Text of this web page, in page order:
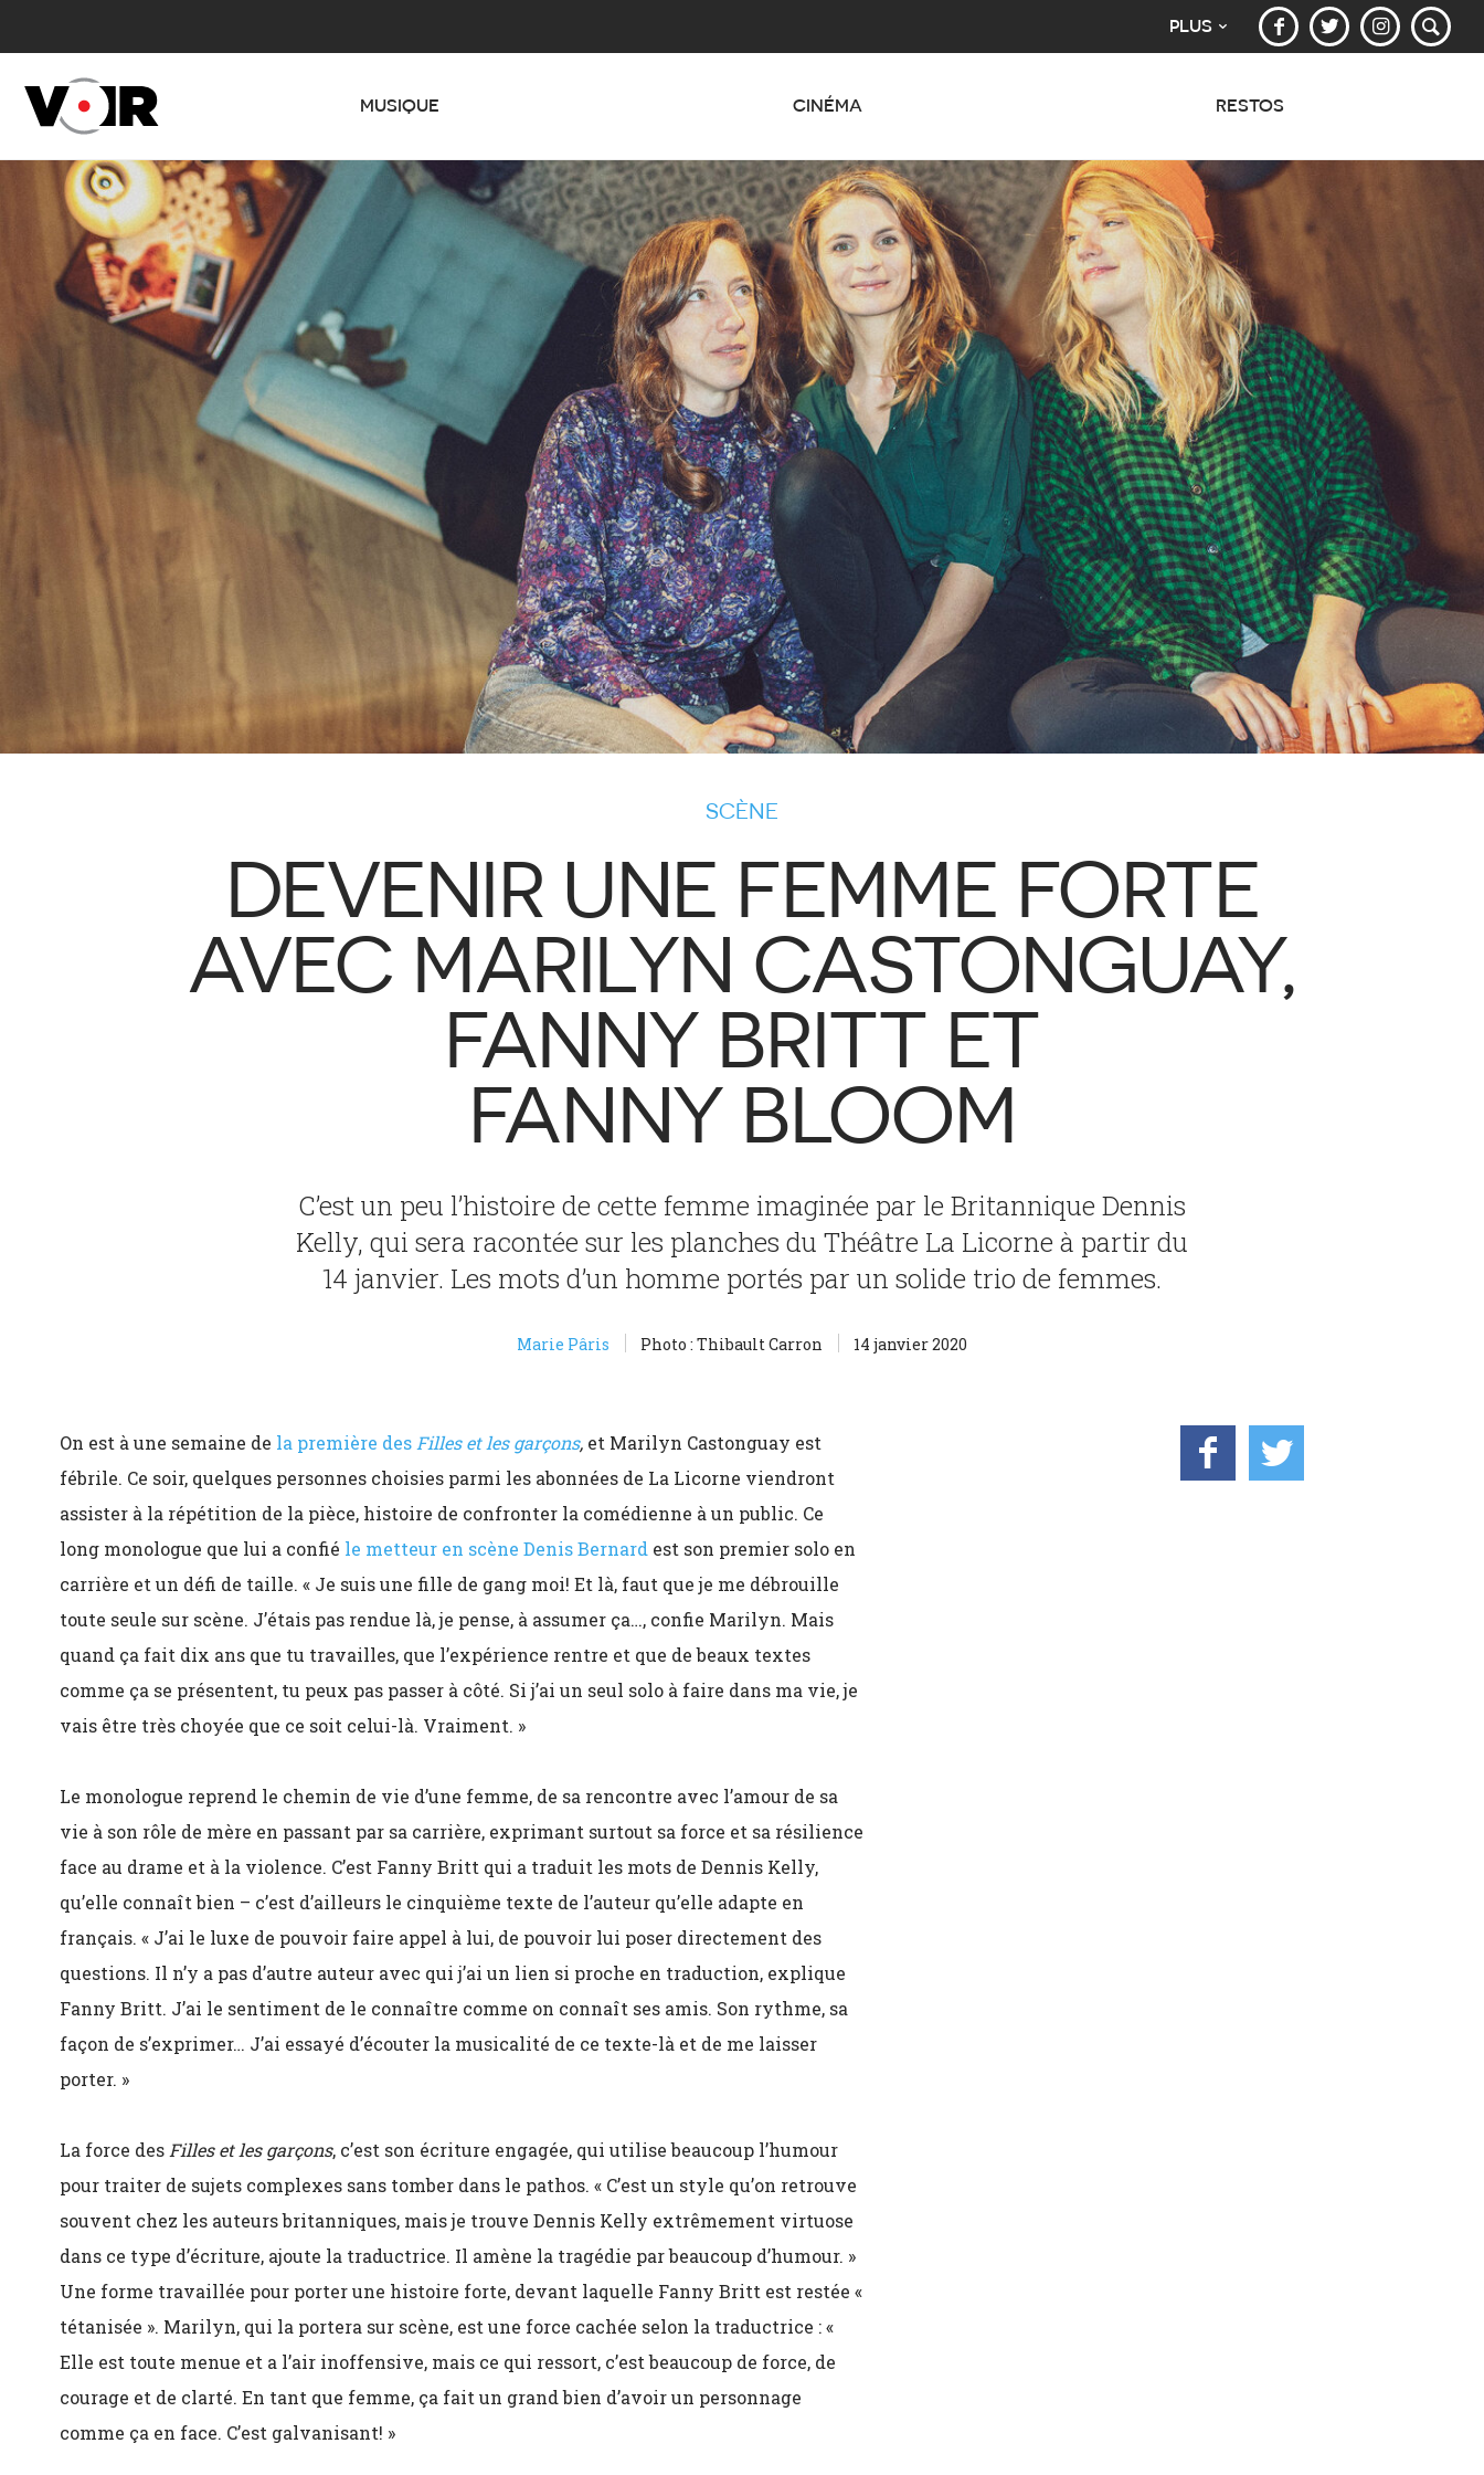
PLUS
MUSIQUE CINÉMA RESTOS
SCÈNE
DEVENIR UNE FEMME FORTE
AVEC MARILYN CASTONGUAY,
FANNY BRITT ET
FANNY BLOOM
C’est un peu l’histoire de cette femme imaginée par le Britannique Dennis
Kelly, qui sera racontée sur les planches du Théâtre La Licorne à partir du
14 janvier. Les mots d’un homme portés par un solide trio de femmes.
Marie Pâris Photo : Thibault Carron 14 janvier 2020
On est à une semaine de la première des Filles et les garçons,et Marilyn Castonguay est
fébrile. Ce soir, quelques personnes choisies parmi les abonnées de La Licorne viendront
assister à la répétition de la pièce, histoire de confronter la comédienne à un public. Ce
long monologue que lui a confié le metteur en scène Denis Bernard est son premier solo en
carrière et un défi de taille. « Je suis une fille de gang moi! Et là, faut que je me débrouille
toute seule sur scène. J’étais pas rendue là, je pense, à assumer ça…, confie Marilyn. Mais
quand ça fait dix ans que tu travailles, que l’expérience rentre et que de beaux textes
comme ça se présentent, tu peux pas passer à côté. Si j’ai un seul solo à faire dans ma vie, je
vais être très choyée que ce soit celui-là. Vraiment. »
Le monologue reprend le chemin de vie d’une femme, de sa rencontre avec l’amour de sa
vie à son rôle de mère en passant par sa carrière, exprimant surtout sa force et sa résilience
face au drame et à la violence. C’est Fanny Britt qui a traduit les mots de Dennis Kelly,
qu’elle connaît bien – c’est d’ailleurs le cinquième texte de l’auteur qu’elle adapte en
français. « J’ai le luxe de pouvoir faire appel à lui, de pouvoir lui poser directement des
questions. Il n’y a pas d’autre auteur avec qui j’ai un lien si proche en traduction, explique
Fanny Britt. J’ai le sentiment de le connaître comme on connaît ses amis. Son rythme, sa
façon de s’exprimer… J’ai essayé d’écouter la musicalité de ce texte-là et de me laisser
porter. »
La force des Filles et les garçons, c’est son écriture engagée, qui utilise beaucoup l’humour
pour traiter de sujets complexes sans tomber dans le pathos. « C’est un style qu’on retrouve
souvent chez les auteurs britanniques, mais je trouve Dennis Kelly extrêmement virtuose
dans ce type d’écriture, ajoute la traductrice. Il amène la tragédie par beaucoup d’humour. »
Une forme travaillée pour porter une histoire forte, devant laquelle Fanny Britt est restée «
tétanisée ». Marilyn, qui la portera sur scène, est une force cachée selon la traductrice :«
Elle est toute menue et a l’air inoffensive, mais ce qui ressort, c’est beaucoup de force, de
courage et de clarté. En tant que femme, ça fait un grand bien d’avoir un personnage
comme ça en face. C’est galvanisant! »